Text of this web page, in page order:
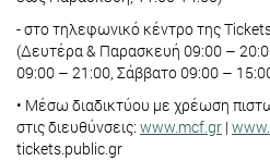
- στο τηλεφωνικό κέντρο της
(Δευτέρα & Παρασκευή 09:00 –
09:00 – 21:00, Σάββατο 09:00 –
• Μέσω διαδικτύου με χρέωση
στις διευθύνσεις: www.mcf.gr |
tickets.public.gr